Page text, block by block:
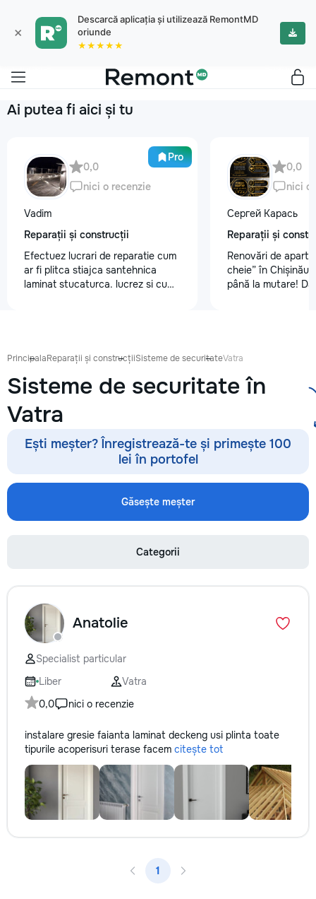
×
Descarcă aplicația și utilizează RemontMD
oriunde
★★★★★
Ai putea fi aici și tu
Pro
0,0
nici o recenzie
Vadim
Reparații și construcții
Efectuez lucrari de reparatie cum
ar fi plitca stiajca santehnica
laminat stucaturca. lucrez si cu
0,0
nici o
Сергей Карась
Reparații și
Renovări de
cheie” în Chișinău
până la mutare!
confortabilă și
Garanție 1–2 ani
contract, fixăm
garanție reală
lucrările
reducere Oferim
finisaj prin
foto și video
fiecare
video de pe
fotografiem și
comunicațiile
fără deșeuri de
materiale:
producătorului,
categoria
porțelanată – de
lei/m² Laminat –
lei/m² Materiale
PrincipalaReparații și construcțiiSisteme de securitateVatra
Sisteme de securitate în
Vatra
Ești meșter? Înregistrează-te și primește 100
lei în portofel
Găsește meșter
Categorii
Anatolie
Specialist particular
Liber
Vatra
0,0
nici o recenzie
instalare gresie faianta laminat deckeng usi plinta toate
tipurile acoperisuri terase facem citește tot
1